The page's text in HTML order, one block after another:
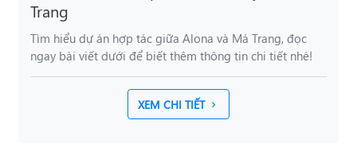
Trang
Tìm hiểu dự án hợp tác giữa Alona và Má Trang, đọc
ngay bài viết dưới để biết thêm thông tin chi tiết nhé!
XEM CHI TIẾT